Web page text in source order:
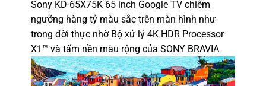
Sony KD-65X75K 65 inch Google TV chiêm
ngưỡng hàng tỷ màu sắc trên màn hình như
trong đời thực nhờ Bộ xử lý 4K HDR Processor
X1™ và tấm nền màu rộng của SONY BRAVIA